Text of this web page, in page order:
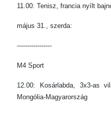
11.00: Tenisz, francia nyílt
május 31., szerda:
-----------------
M4 Sport
12.00: Kosárlabda, 3x3-as
Mongólia-Magyarország